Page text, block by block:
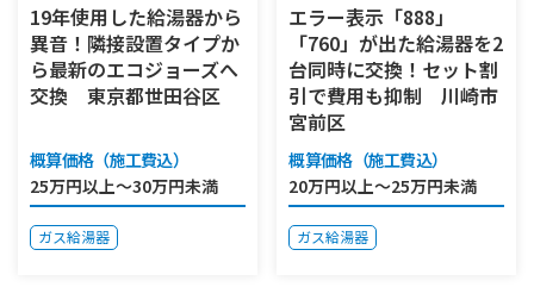
19年使用した給湯器から
異音！隣接設置タイプか
ら最新のエコジョーズへ
交換 東京都世田谷区
概算価格（施工費込）
25万円以上～30万円未満
ガス給湯器
エラー表示「888」
「760」が出た給湯器を2
台同時に交換！セット割
引で費用も抑制 川崎市
宮前区
概算価格（施工費込）
20万円以上～25万円未満
ガス給湯器